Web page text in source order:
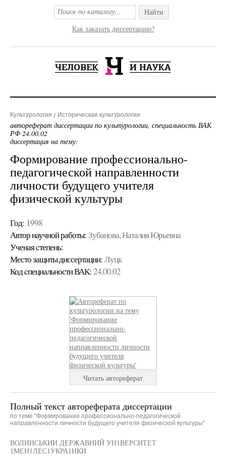
Найти
Как заказать диссертацию?
Культурология Историческая культурология
автореферат диссертации по культурологии, специальность ВАК
РФ 24.00.02
диссертация на тему:
Формирование профессионально-
педагогической направленности
личности будущего учителя
физической культуры
Год: 1998
Автор научной работы: Зубанова, Наталия Юрьевна
Ученая cтепень:
Место защиты диссертации: Луцк
Код cпециальности ВАК: 24.00.02
Читать автореферат
Полный текст автореферата диссертации
по теме "Формирование профессионально-педагогической
направленности личности будущего учителя физической культуры"
ВОЛИНСЬКИИ ДЕРЖАВНИЙ УН1ВЕРСИТЕТ
1МЕН1ЛЕС1УКРА1НКИ